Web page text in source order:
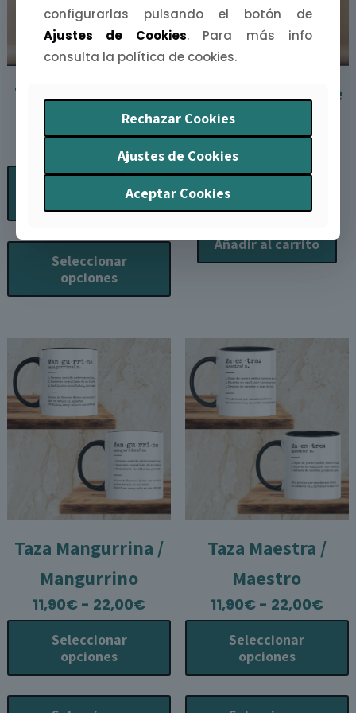
Tote bag Riojana /
22,00€Rango
de
precios:
desde
hasta
22,00€
Seleccionar
opciones
producto
múltiples
opciones
pueden
elegir
en
de
producto
Tote bag Tierra de
Añadir al carrito
Añadir al carrito
Taza Mangurrina /
Mangurrino
11,90€ - 22,00€Rango
de
11,90€
hasta
Seleccionar
opciones
Taza Maestra /
Maestro
11,90€ - 22,00€
de
Seleccionar
opciones
configurarlas pulsando el botón de
Ajustes de Cookies. Para más info
consulta la política de cookies.
Rechazar Cookies
Ajustes de Cookies
Aceptar Cookies